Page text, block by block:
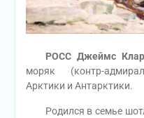
РОСС Джеймс
моряк (контр-
Арктики и Антарктики.
Родился в семье